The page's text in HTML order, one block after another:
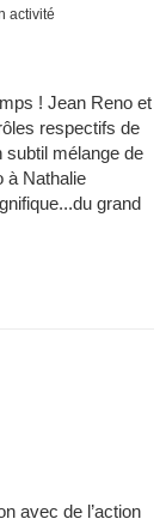
activité
! Jean Reno et
respectifs de
subtil mélange de
à Nathalie
grand
avec de l’action